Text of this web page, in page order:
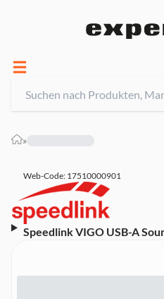
»
Web-Code: 17510000901
Speedlink VIGO USB-A